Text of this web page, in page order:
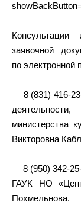
заявочной
по электронной
— 8 (831) 416-
министерства
Викторовна
— 8 (950) 342-
ГАУК НО
Похмельнова.